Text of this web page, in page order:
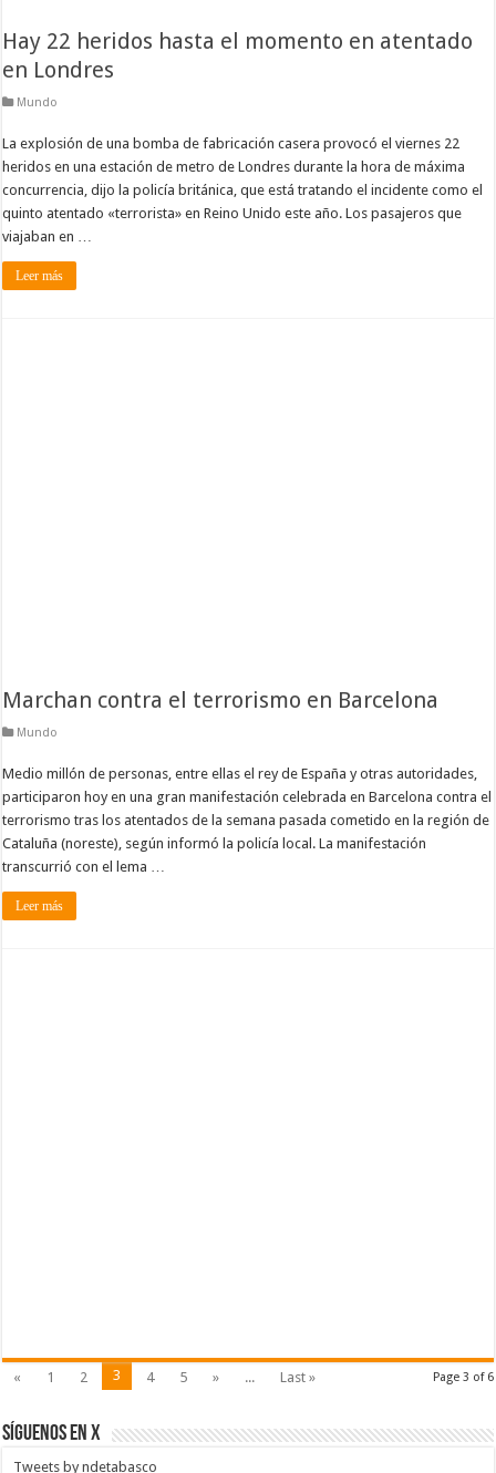
Hay 22 heridos hasta el momento en atentado
en Londres
Mundo
La explosión de una bomba de fabricación casera provocó el viernes 22
heridos en una estación de metro de Londres durante la hora de máxima
concurrencia, dijo la policía británica, que está tratando el incidente como el
quinto atentado «terrorista» en Reino Unido este año. Los pasajeros que
viajaban en …
Leer más
Marchan contra el terrorismo en Barcelona
Mundo
Medio millón de personas, entre ellas el rey de España y otras autoridades,
participaron hoy en una gran manifestación celebrada en Barcelona contra el
terrorismo tras los atentados de la semana pasada cometido en la región de
Cataluña (noreste), según informó la policía local. La manifestación
transcurrió con el lema …
Leer más
Page 3 of 6
« 1 2 3 4 5 » ... Last »
SÍGUENOS EN X
Tweets by ndetabasco